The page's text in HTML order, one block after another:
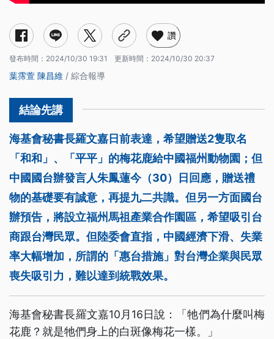
讚
發布時間： 2024/10/30 19:31 更新時間： 2024/10/30 20:37
葉霈萱 陳昌維 / 綜合報導
海基會秘書長羅文嘉日前表達，希望贈送2隻取名
「和和」、「平平」的梅花鹿給中國福州動物園；但
中國國台辦發言人朱鳳蓮今（30）日回應，贈送禮
物的基礎要有誠意，再提九二共識。但另一方面國台
辦預告，將設立福州馬祖產業合作園區，希望吸引台
商跟台灣民眾。但陸委會直指，中國經濟下滑、失業
率大幅增加，所謂的「惠台措施」對台灣企業與民眾
喪失吸引力，難以達到統戰效果。
海基會秘書長羅文嘉10月16日說：「牠們為什麼叫梅
花鹿？就是牠們身上的白斑像梅花一樣。」